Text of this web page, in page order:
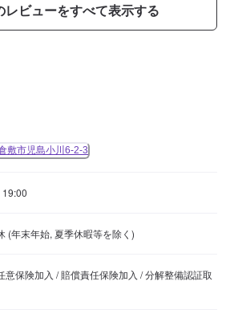
レビューをすべて表示する
敷市児島小川6-2-3
(年末年始, 夏季休暇等を除く)
意保険加入 / 賠償責任保険加入 / 分解整備認証取